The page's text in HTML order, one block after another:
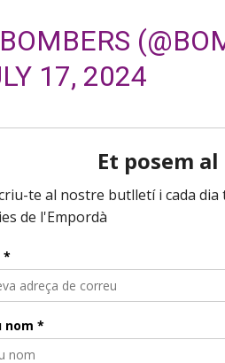
17, 2024